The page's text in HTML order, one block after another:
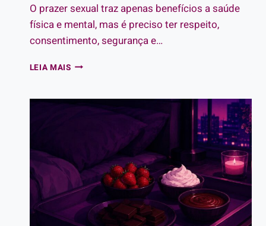
O prazer sexual traz apenas benefícios a saúde
física e mental, mas é preciso ter respeito,
consentimento, segurança e…
LEIA MAISPRAZER
SOBRE
REPRESENTA
LIBERDADE,
AUTONOMIA
E
AUTOCONHECIMENTO